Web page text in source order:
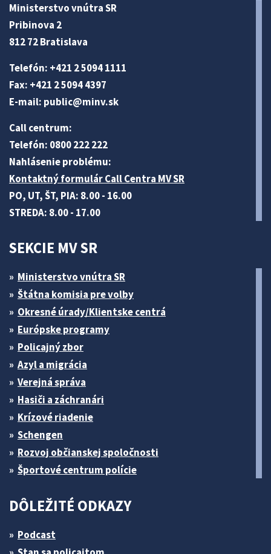
Ministerstvo vnútra SR
Pribinova 2
812 72 Bratislava
Telefón: +421 2 5094 1111
Fax: +421 2 5094 4397
E-mail: public@minv.sk
Call centrum:
Telefón: 0800 222 222
Nahlásenie problému:
Kontaktný formulár Call Centra MV SR
PO, UT, ŠT, PIA: 8.00 - 16.00
STREDA: 8.00 - 17.00
SEKCIE MV SR
Ministerstvo vnútra SR
Štátna komisia pre volby
Okresné úrady/Klientske centrá
Európske programy
Policajný zbor
Azyl a migrácia
Verejná správa
Hasiči a záchranári
Krízové riadenie
Schengen
Rozvoj občianskej spoločnosti
Športové centrum polície
DÔLEŽITÉ ODKAZY
Podcast